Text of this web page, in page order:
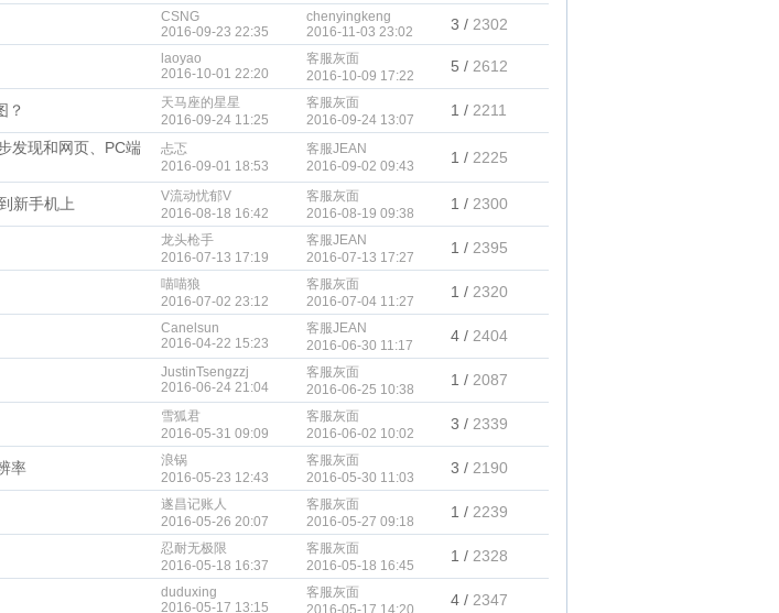
CSNG
2016-09-23 22:35
chenyingkeng
2016-11-03 23:02
3 / 2302
laoyao
2016-10-01 22:20
客服灰面
2016-10-09 17:22
5 / 2612
？
天马座的星星
2016-09-24 11:25
客服灰面
2016-09-24 13:07
1 / 2211
发现和网页、PC端
忐忑
2016-09-01 18:53
客服JEAN
2016-09-02 09:43
1 / 2225
新手机上
V流动忧郁V
2016-08-18 16:42
客服灰面
2016-08-19 09:38
1 / 2300
龙头枪手
2016-07-13 17:19
客服JEAN
2016-07-13 17:27
1 / 2395
喵喵狼
2016-07-02 23:12
客服灰面
2016-07-04 11:27
1 / 2320
Canelsun
2016-04-22 15:23
客服JEAN
2016-06-30 11:17
4 / 2404
JustinTsengzzj
2016-06-24 21:04
客服灰面
2016-06-25 10:38
1 / 2087
雪狐君
2016-05-31 09:09
客服灰面
2016-06-02 10:02
3 / 2339
率
浪锅
2016-05-23 12:43
客服灰面
2016-05-30 11:03
3 / 2190
遂昌记账人
2016-05-26 20:07
客服灰面
2016-05-27 09:18
1 / 2239
忍耐无极限
2016-05-18 16:37
客服灰面
2016-05-18 16:45
1 / 2328
duduxing
2016-05-17 13:15
客服灰面
2016-05-17 14:20
4 / 2347